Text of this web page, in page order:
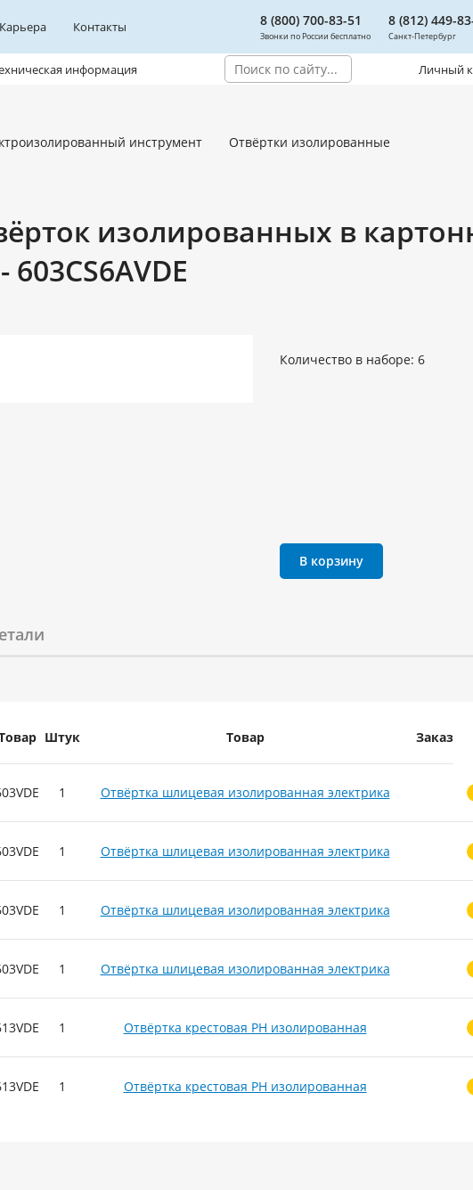
Карьера Контакты 8 (800) 700-83-51
Звонки по России бесплатно
8 (812) 449-
Санкт-Петербург
информация Личный
инструмент
Отвёртки изолированные
изолированных в
Количество в наборе: 6
В корзину
Штук Товар Заказ
1 Отвёртка шлицевая изолированная электрика
1 Отвёртка шлицевая изолированная электрика
1 Отвёртка шлицевая изолированная электрика
1 Отвёртка шлицевая изолированная электрика
1 Отвёртка крестовая PH изолированная
1 Отвёртка крестовая PH изолированная